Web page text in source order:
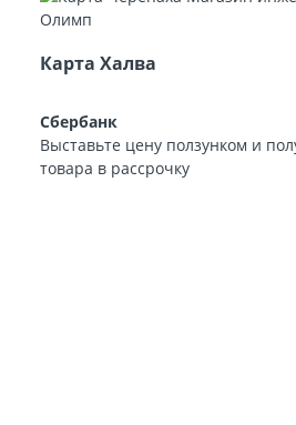
Карта Халва
Сбербанк
Выставьте цену ползунком и
товара в рассрочку